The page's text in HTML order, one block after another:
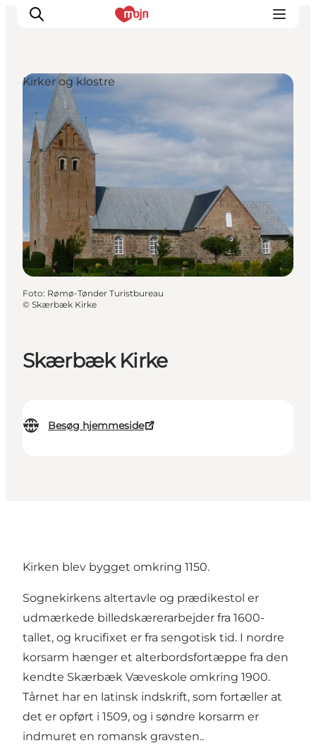
Oplevelser
Byer & Steder
Det sker
Overnatning
Planlæg din ferie
Booking
Skærbæk Kirke
Besøg hjemmeside
Kirker og klostre
Foto: Rømø-Tønder Turistbureau
© Skærbæk Kirke
Kirken blev bygget omkring 1150.
Sognekirkens altertavle og prædikestol er
udmærkede billedskærerarbejder fra 1600-
tallet, og krucifixet er fra sengotisk tid. I nordre
korsarm hænger et alterbordsfortæppe fra den
kendte Skærbæk Væveskole omkring 1900.
Tårnet har en latinsk indskrift, som fortæller at
det er opført i 1509, og i søndre korsarm er
indmuret en romansk gravsten..